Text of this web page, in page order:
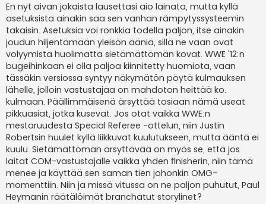
En nyt aivan jokaista lausettasi aio lainata, mutta kyllä
asetuksista ainakin saa sen vanhan rämpytyssysteemin
takaisin. Asetuksia voi ronkkia todella paljon, itse ainakin
joudun hiljentämään yleisön ääniä, sillä ne vaan ovat
volyymista huolimatta sietämättömän kovat. WWE '12:n
bugeihinkaan ei olla paljoa kiinnitetty huomiota, vaan
tässäkin versiossa syntyy näkymätön pöytä kulmauksen
lähelle, jolloin vastustajaa on mahdoton heittää ko.
kulmaan. Päällimmäisenä ärsyttää tosiaan nämä useat
pikkuasiat, jotka kusevat. Jos otat vaikka WWE:n
mestaruudesta Special Referee -ottelun, niin Justin
Robertsin huulet kyllä liikkuvat kuulutukseen, mutta ääntä ei
kuulu. Sietämättömän ärsyttävää on myös se, että jos
laitat COM-vastustajalle vaikka yhden finisherin, niin tämä
menee ja käyttää sen saman tien johonkin OMG-
momenttiin. Niin ja missä vitussa on ne paljon puhutut, Paul
Heymanin räätälöimät branchatut storylinet?